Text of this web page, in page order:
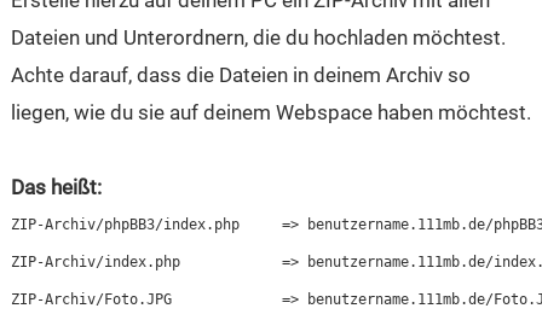
Dateien und Unterordnern, die du hochladen möchtest.
Achte darauf, dass die Dateien in deinem Archiv so
liegen, wie du sie auf deinem Webspace haben möchtest.
Das heißt:
ZIP-Archiv/phpBB3/index.php	=> benutzername.111mb.de/phpBB3/index.php
ZIP-Archiv/index.php		=> benutzername.111mb.de/index.php
ZIP-Archiv/Foto.JPG		=> benutzername.111mb.de/Foto.JPG